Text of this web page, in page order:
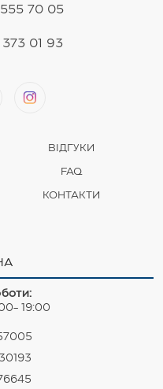
70 05
01 93
ВІДГУКИ
FAQ
КОНТАКТИ
19:00